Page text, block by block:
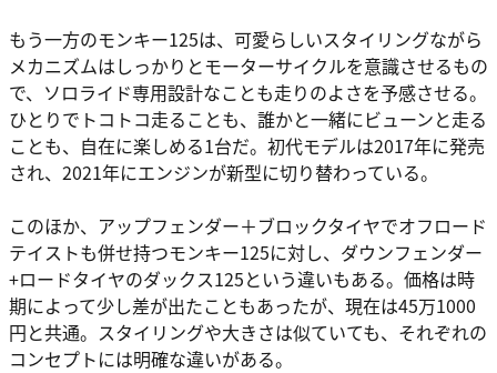
もう一方のモンキー125は、可愛らしいスタイリングながら
メカニズムはしっかりとモーターサイクルを意識させるもの
で、ソロライド専用設計なことも走りのよさを予感させる。
ひとりでトコトコ走ることも、誰かと一緒にビューンと走る
ことも、自在に楽しめる1台だ。初代モデルは2017年に発売
され、2021年にエンジンが新型に切り替わっている。
このほか、アップフェンダー＋ブロックタイヤでオフロード
テイストも併せ持つモンキー125に対し、ダウンフェンダー
+ロードタイヤのダックス125という違いもある。価格は時
期によって少し差が出たこともあったが、現在は45万1000
円と共通。スタイリングや大きさは似ていても、それぞれの
コンセプトには明確な違いがある。